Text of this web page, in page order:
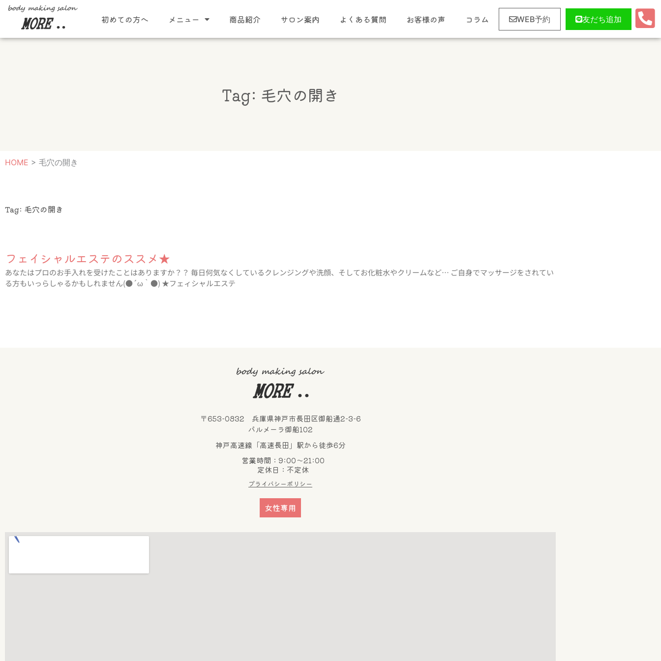
初めての方へ メニュー 商品紹介 サロン案内 よくある質問 お客様の声 コラム WEB予約 友だち追加
Tag: 毛穴の開き
HOME > 毛穴の開き
Tag: 毛穴の開き
フェイシャルエステのススメ★
あなたはプロのお手入れを受けたことはありますか？？ 毎日何気なくしているクレンジングや洗顔、そしてお化粧水やクリームなど… ご自身でマッサージをされてい
る方もいっらしゃるかもしれません(●´ω｀●) ★フェィシャルエステ
〒653-0832 兵庫県神戸市長田区御船通2-3-6
パルメーラ御船102
神戸高速線「高速長田」駅から徒歩6分
営業時間：9:00～21:00
定休日：不定休
プライバシーポリシー
女性専用